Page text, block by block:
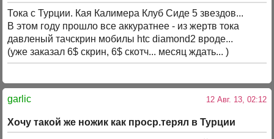
Тока с Турции. Кая Калимера Клуб Сиде 5 звездов...
В этом году прошло все аккуратнее - из жертв тока
давленый тачскрин мобилы htc diamond2 вроде...
(уже заказал 6$ скрин, 6$ скотч... месяц ждать... )
garlic 12 Авг. 13, 02:12
Хочу такой же ножик как проср.терял в Турции